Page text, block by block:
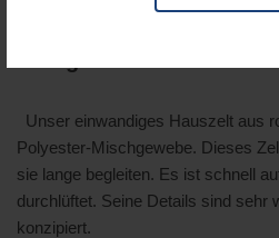
Unser einwandiges Hauszelt aus
Polyester-Mischgewebe. Dieses
sie lange begleiten. Es ist schnell
durchlüftet. Seine Details sind sehr
konzipiert.